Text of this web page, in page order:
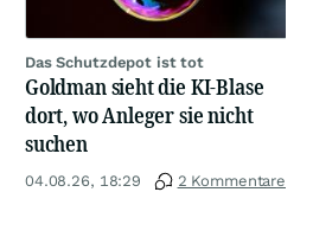
Das Schutzdepot ist tot
Goldman sieht die KI-Blase
dort, wo Anleger sie nicht
suchen
04.08.26, 18:29 2 Kommentare